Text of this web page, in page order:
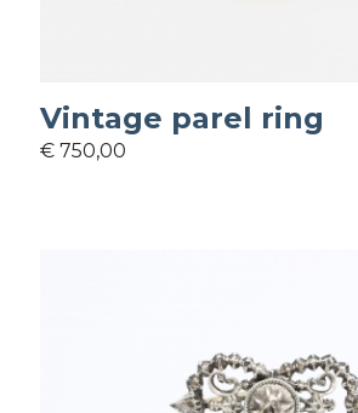
Vintage parel ring
€ 750,00